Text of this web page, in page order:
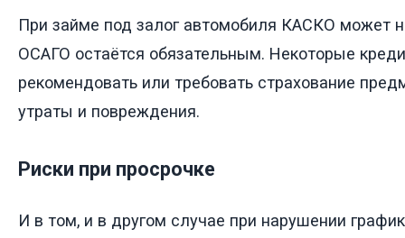
При займе под залог автомобиля КАСКО может
ОСАГО остаётся обязательным. Некоторые
рекомендовать или требовать страхование
утраты и повреждения.
Риски при просрочке
И в том, и в другом случае при нарушении